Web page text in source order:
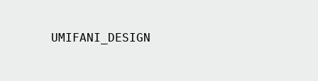
UMIFANI_DESIGN